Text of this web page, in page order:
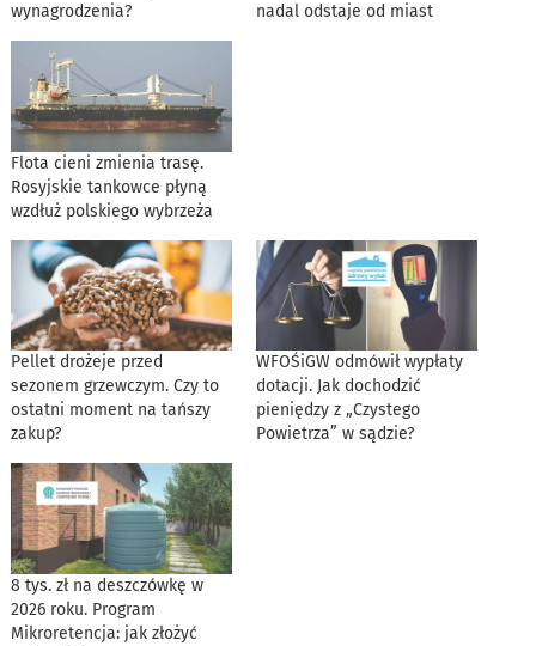
wynagrodzenia?
nadal odstaje od miast
Flota cieni zmienia trasę.
Rosyjskie tankowce płyną
wzdłuż polskiego wybrzeża
Pellet drożeje przed
sezonem grzewczym. Czy to
ostatni moment na tańszy
zakup?
WFOŚiGW odmówił wypłaty
dotacji. Jak dochodzić
pieniędzy z „Czystego
Powietrza” w sądzie?
8 tys. zł na deszczówkę w
2026 roku. Program
Mikroretencja: jak złożyć